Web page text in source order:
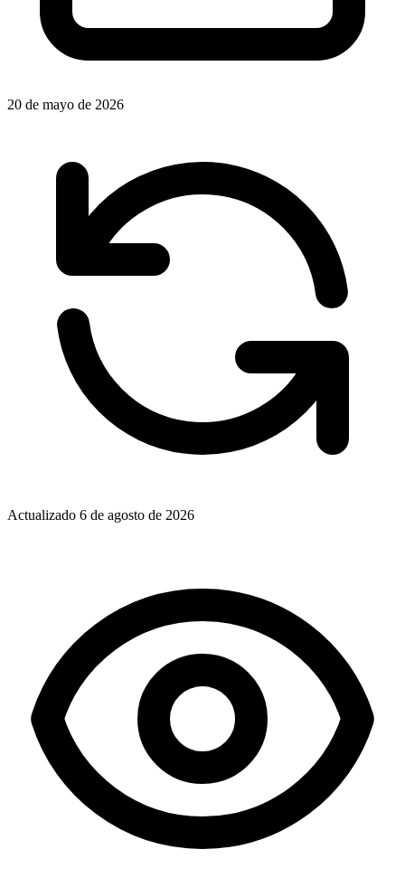
20 de mayo de 2026
Actualizado 6 de agosto de 2026